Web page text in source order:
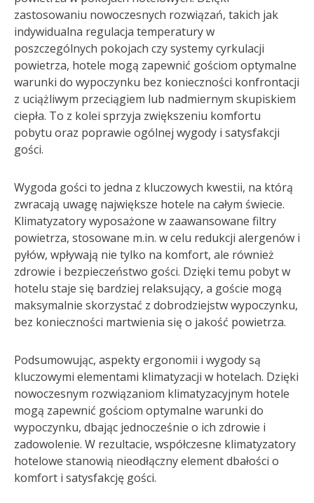
zastosowaniu nowoczesnych rozwiązań, takich jak
indywidualna regulacja temperatury w
poszczególnych pokojach czy systemy cyrkulacji
powietrza, hotele mogą zapewnić gościom optymalne
warunki do wypoczynku bez konieczności konfrontacji
z uciążliwym przeciągiem lub nadmiernym skupiskiem
ciepła. To z kolei sprzyja zwiększeniu komfortu
pobytu oraz poprawie ogólnej wygody i satysfakcji
gości.
Wygoda gości to jedna z kluczowych kwestii, na którą
zwracają uwagę największe hotele na całym świecie.
Klimatyzatory wyposażone w zaawansowane filtry
powietrza, stosowane m.in. w celu redukcji alergenów i
pyłów, wpływają nie tylko na komfort, ale również
zdrowie i bezpieczeństwo gości. Dzięki temu pobyt w
hotelu staje się bardziej relaksujący, a goście mogą
maksymalnie skorzystać z dobrodziejstw wypoczynku,
bez konieczności martwienia się o jakość powietrza.
Podsumowując, aspekty ergonomii i wygody są
kluczowymi elementami klimatyzacji w hotelach. Dzięki
nowoczesnym rozwiązaniom klimatyzacyjnym hotele
mogą zapewnić gościom optymalne warunki do
wypoczynku, dbając jednocześnie o ich zdrowie i
zadowolenie. W rezultacie, współczesne klimatyzatory
hotelowe stanowią nieodłączny element dbałości o
komfort i satysfakcję gości.